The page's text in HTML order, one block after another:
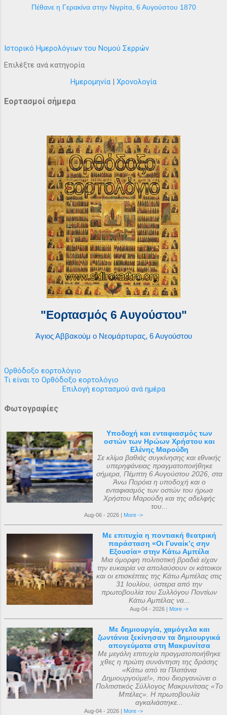
Πέθανε η Γερακίνα στην Νιγρίτα, 6 Αυγούστου 1870
Ιστορικό Ημερολόγιων του Νομού Σερρών
Επιλέξτε ανά κατηγορία
Ημερομηνία | Χρονολογία
Εορτασμοί σήμερα
"Εορτασμός 6 Αυγούστου"
Άγιος Αββακούμ ο Νεομάρτυρας, 6 Αυγούστου
Ορθόδοξο εορτολόγιο
Τι είναι το Ορθόδοξο εορτολόγιο
Επιλογή εορτασμού ανά ημέρα
Φωτογραφίες
Υποδοχή και ενταφιασμός των
οστών των Ηρώων Χρήστου και
Ελένης Μαρούδη
Σε κλίμα βαθιάς συγκίνησης και εθνικής
υπερηφάνειας πραγματοποιήθηκε
σήμερα, Πέμπτη 6 Αυγούστου 2026, στα
Άνω Πορόια η υποδοχή και ο
ενταφιασμός των οστών του ήρωα
Χρήστου Μαρούδη και της αδελφής
του...
Aug-06 - 2026 | More ->
Με επιτυχία η ποντιακή θεατρική
παράσταση «Οι Γυναίκ’ς σην
Εξουσία» στην Κάτω Αμπέλα
Μια όμορφη πολιτιστική βραδιά είχαν
την ευκαιρία να απολαύσουν οι κάτοικοι
και οι επισκέπτες της Κάτω Αμπέλας στις
31 Ιουλίου, ύστερα από την
πρωτοβουλία του Συλλόγου Ποντίων
Κάτω Αμπέλας να...
Aug-04 - 2026 | More ->
Με δημιουργία, χαμόγελα και
ζωντάνια ξεκίνησαν τα δημιουργικά
απογεύματα στη Μακρυνίτσα
Με μεγάλη επιτυχία πραγματοποιήθηκε
χθες η πρώτη συνάντηση της δράσης
«Κάτω από τα Πλατάνια
Δημιουργούμε!», που διοργανώνει ο
Πολιτιστικός Σύλλογος Μακρυνίτσας «Το
Μπέλες». Η πρωτοβουλία
αγκαλιάστηκε...
Aug-04 - 2026 | More ->